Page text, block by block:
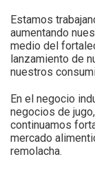
Estamos
aumentando
medio del
lanzamiento de
nuestros
En el negocio
negocios de
continuamos
mercado
remolacha.